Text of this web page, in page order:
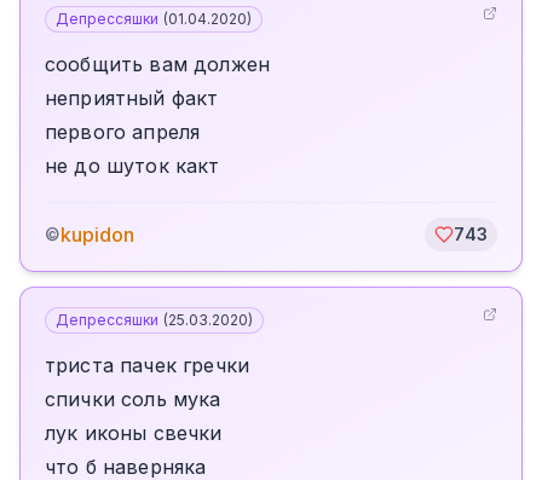
Депрессяшки (01.04.2020)
сообщить вам должен
неприятный факт
первого апреля
не до шуток какт
©kupidon 743
Депрессяшки (25.03.2020)
триста пачек гречки
спички соль мука
лук иконы свечки
что б наверняка